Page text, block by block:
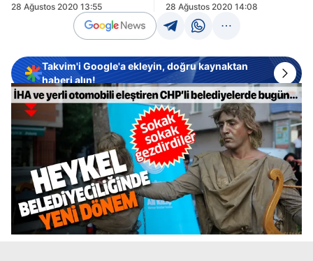
28 Ağustos 2020 13:55
28 Ağustos 2020 14:08
Takvim'i Google'a ekleyin, doğru kaynaktan
haberi alın!